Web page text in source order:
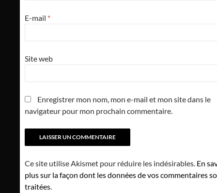
E-mail *
Site web
Enregistrer mon nom, mon e-mail et mon site dans le
navigateur pour mon prochain commentaire.
Ce site utilise Akismet pour réduire les indésirables. En
plus sur la façon dont les données de vos commentaires
traitées.